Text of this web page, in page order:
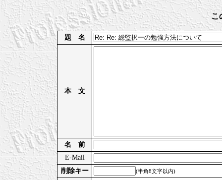
こ
題 名
本 文
名 前
E-Mail
削除キー
(半角8文字以内)